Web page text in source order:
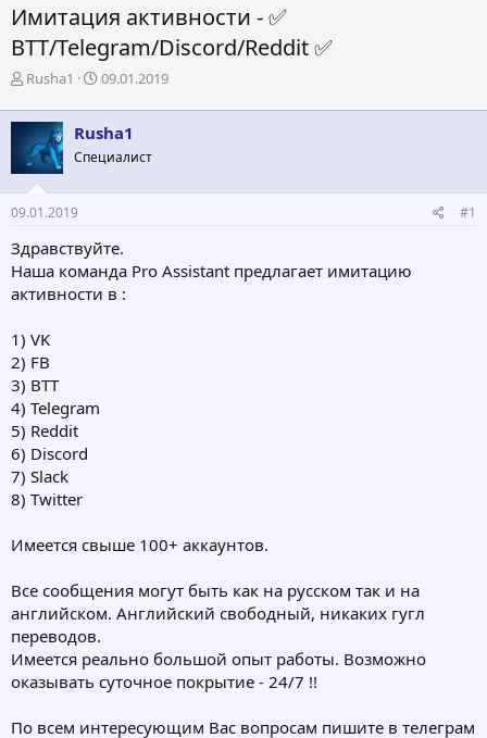
Имитация активности - ✅
BTT/Telegram/Discord/Reddit ✅
А
т
о
р
т
е
м
Rusha1
Д
т
а
н
ч
а
09.01.2019
Rusha1
Специалист
09.01.2019 #1
Здравствуйте.
Наша команда Pro Assistant предлагает имитацию
активности в :
1) VK
2) FB
3) BTT
4) Telegram
5) Reddit
6) Discord
7) Slack
8) Twitter
Имеется свыше 100+ аккаунтов.
Все сообщения могут быть как на русском так и на
английском. Английский свободный, никаких гугл
переводов.
Имеется реально большой опыт работы. Возможно
оказывать суточное покрытие - 24/7 !!
По всем интересующим Вас вопросам пишите в телеграм